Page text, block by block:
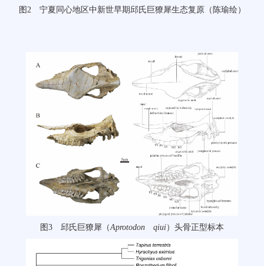
图2 宁夏同心地区中新世早期邱氏巨獠犀生态复原（陈瑜绘）
图3 邱氏巨獠犀（Aprotodon qiui）头骨正型标本